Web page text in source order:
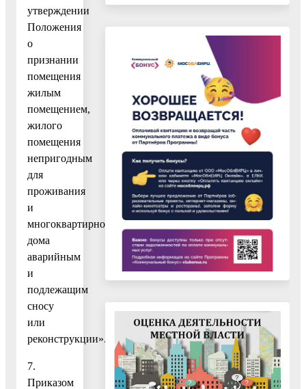
утверждении
Положения
о
признании
помещения
жилым
помещением,
жилого
помещения
непригодным
для
проживания
и
многоквартирного
дома
аварийным
и
подлежащим
сносу
или
реконструкции».
7.
Приказом